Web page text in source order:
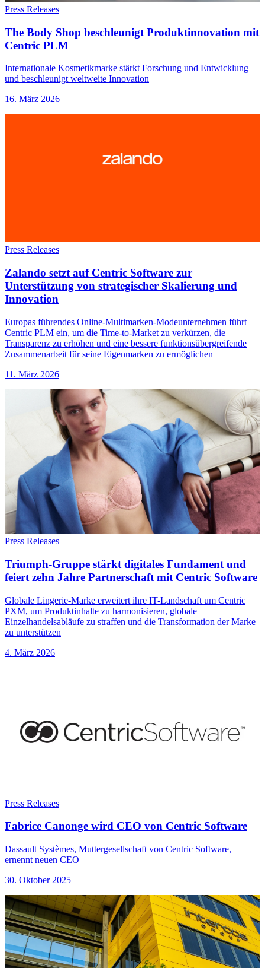
Press Releases
The Body Shop beschleunigt Produktinnovation mit
Centric PLM
Internationale Kosmetikmarke stärkt Forschung und Entwicklung
und beschleunigt weltweite Innovation
16. März 2026
Press Releases
Zalando setzt auf Centric Software zur
Unterstützung von strategischer Skalierung und
Innovation
Europas führendes Online-Multimarken-Modeunternehmen führt
Centric PLM ein, um die Time-to-Market zu verkürzen, die
Transparenz zu erhöhen und eine bessere funktionsübergreifende
Zusammenarbeit für seine Eigenmarken zu ermöglichen
11. März 2026
Press Releases
Triumph-Gruppe stärkt digitales Fundament und
feiert zehn Jahre Partnerschaft mit Centric Software
Globale Lingerie-Marke erweitert ihre IT-Landschaft um Centric
PXM, um Produktinhalte zu harmonisieren, globale
Einzelhandelsabläufe zu straffen und die Transformation der Marke
zu unterstützen
4. März 2026
Press Releases
Fabrice Canonge wird CEO von Centric Software
Dassault Systèmes, Muttergesellschaft von Centric Software,
ernennt neuen CEO
30. Oktober 2025